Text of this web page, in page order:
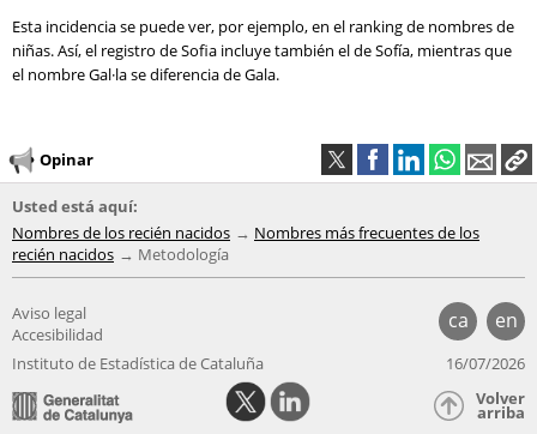
Esta incidencia se puede ver, por ejemplo, en el ranking de nombres de
niñas. Así, el registro de Sofia incluye también el de Sofía, mientras que
el nombre Gal·la se diferencia de Gala.
Opinar
Usted está aquí:
Nombres de los recién nacidos
Nombres más frecuentes de los
recién nacidos
Metodología
ca en
Aviso legal
Accesibilidad
Instituto de Estadística de Cataluña
16/07/2026
Volver
arriba